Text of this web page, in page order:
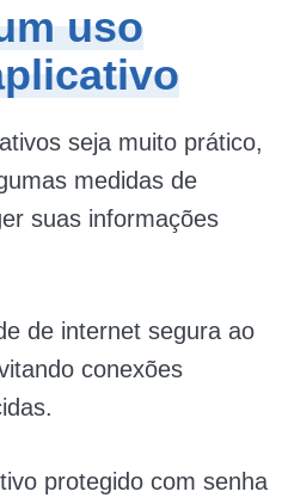
uso
seja muito prático,
medidas de
suas informações
de internet segura ao
conexões
protegido com senha